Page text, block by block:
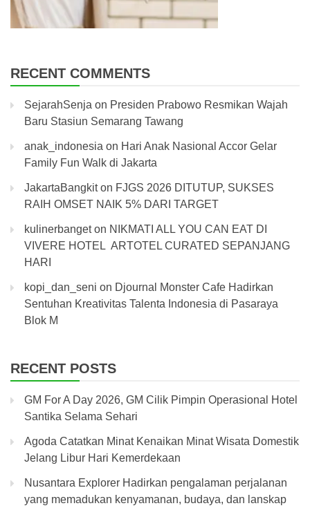
RECENT COMMENTS
SejarahSenja on Presiden Prabowo Resmikan Wajah
Baru Stasiun Semarang Tawang
anak_indonesia on Hari Anak Nasional Accor Gelar
Family Fun Walk di Jakarta
JakartaBangkiton FJGS 2026 DITUTUP, SUKSES
RAIH OMSET NAIK 5% DARI TARGET
kulinerbangeton NIKMATI ALL YOU CAN EAT DI
VIVERE HOTEL ARTOTEL CURATED SEPANJANG
HARI
kopi_dan_seni on Djournal Monster Cafe Hadirkan
Sentuhan Kreativitas Talenta Indonesia di Pasaraya
Blok M
RECENT POSTS
GM For A Day 2026, GM Cilik Pimpin Operasional Hotel
Santika Selama Sehari
Agoda Catatkan Minat Kenaikan Minat Wisata Domestik
Jelang Libur Hari Kemerdekaan
Nusantara Explorer Hadirkan pengalaman perjalanan
yang memadukan kenyamanan, budaya, dan lanskap